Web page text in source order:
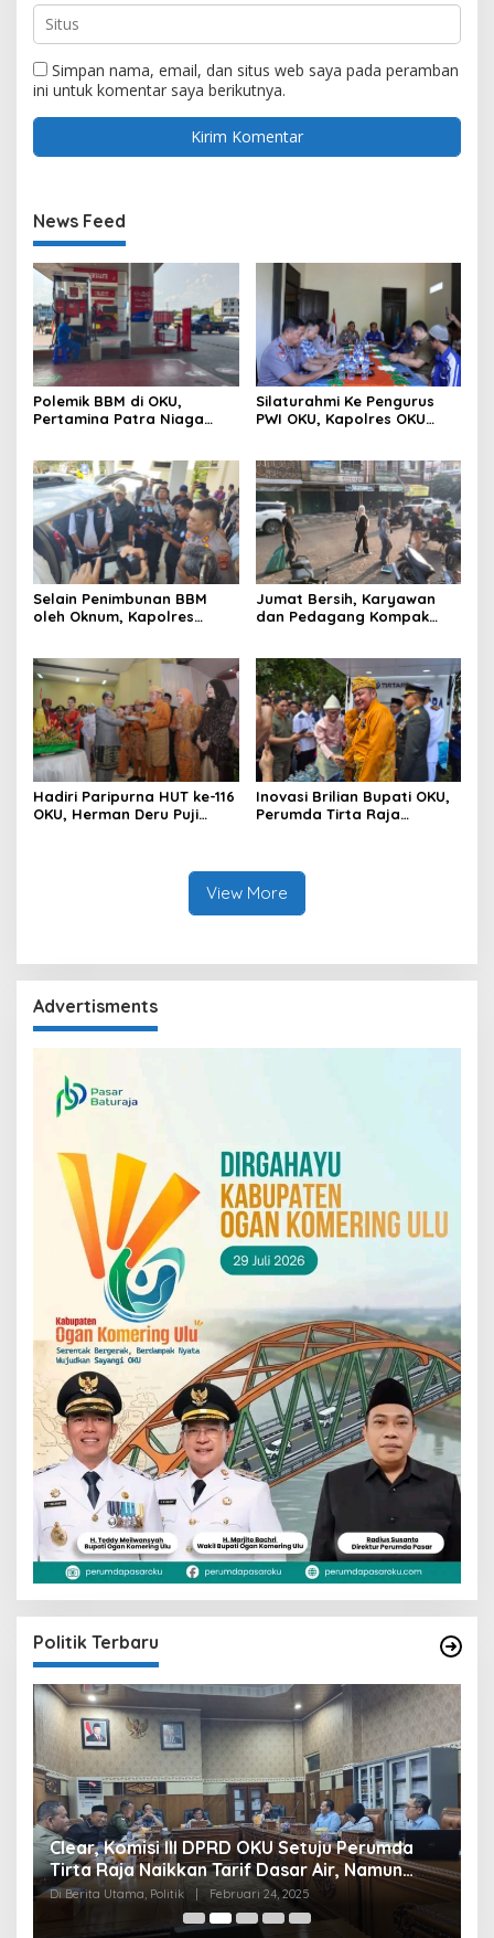
Simpan nama, email, dan situs web saya pada peramban
ini untuk komentar saya berikutnya.
News Feed
Polemik BBM di OKU,
Pertamina Patra Niaga
BBM Subsidi dan Perkuat
Pengawasan di Kabupaten
Ogan Komering Ulu
Silaturahmi Ke Pengurus
PWI OKU, Kapolres OKU
Selain Penimbunan BBM
oleh Oknum, Kapolres
Niaga Bungkam
Jumat Bersih, Karyawan
dan Pedagang Kompak
Hadiri Paripurna HUT ke-116
OKU, Herman Deru Puji
Inovasi Brilian Bupati OKU,
Perumda Tirta Raja
View More
Advertisments
Politik Terbaru
Clear, Komisi III DPRD OKU Setuju Perumda
Tirta Raja Naikkan Tarif Dasar Air, Namun
Bersyarat
Di Berita Utama, Politik Februari 24, 2025